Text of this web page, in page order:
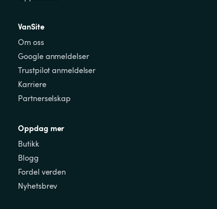
VanSite
Om oss
Google anmeldelser
Trustpilot anmeldelser
Karriere
Partnerselskap
Oppdag mer
Butikk
Blogg
Fordel verden
Nyhetsbrev